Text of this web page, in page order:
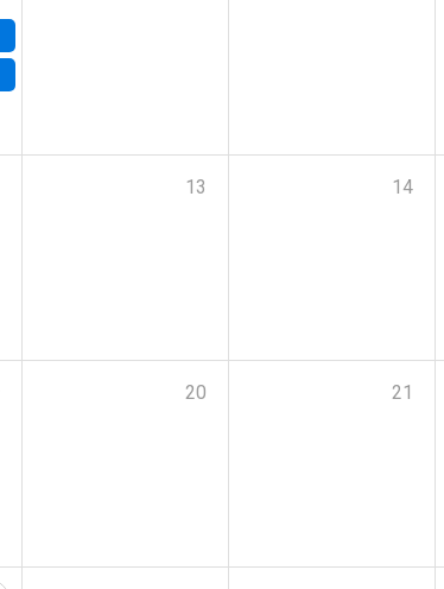
13 14
20 21